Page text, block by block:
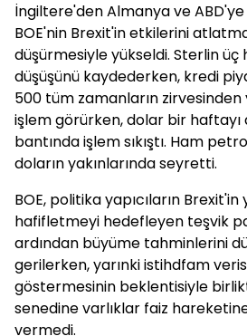
İngiltere'den Almanya ve
BOE'nin Brexit'in etkilerini
düşürmesiyle yükseldi. Sterlin üç
düşüşünü kaydederken, kredi
500 tüm zamanların zirvesinden
işlem görürken, dolar bir haftayı
bantında işlem sıkıştı. Ham
doların yakınlarında seyretti.
BOE, politika yapıcıların Brexit'in
hafifletmeyi hedefleyen teşvik
ardından büyüme tahminlerini
gerilerken, yarınki istihdfam
göstermesinin beklentisiyle
senedine varlıklar faiz
vermedi.